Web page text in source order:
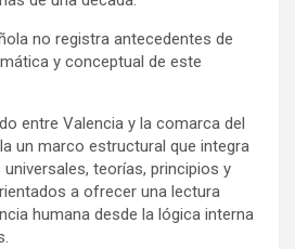
no registra antecedentes de
y conceptual de este
entre Valencia y la comarca del
un marco estructural que integra
universales, teorías, principios y
a ofrecer una lectura
humana desde la lógica interna